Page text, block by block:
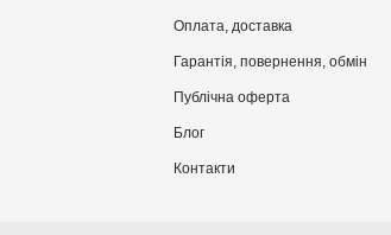
Оплата, доставка
Гарантія, повернення, обмін
Публічна оферта
Блог
Контакти